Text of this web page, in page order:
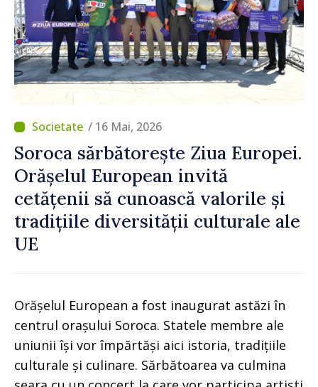
/ 16 Mai, 2026
Soroca sărbătorește Ziua Europei.
Orășelul European invită
cetățenii să cunoască valorile și
tradițiile diversității culturale ale
UE
Orășelul European a fost inaugurat astăzi în
centrul orașului Soroca. Statele membre ale
uniunii își vor împărtăși aici istoria, tradițiile
culturale și culinare. Sărbătoarea va culmina